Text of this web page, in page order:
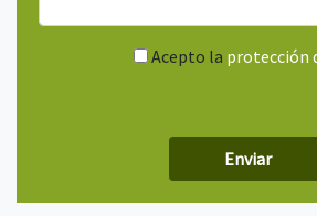
Acepto la protección